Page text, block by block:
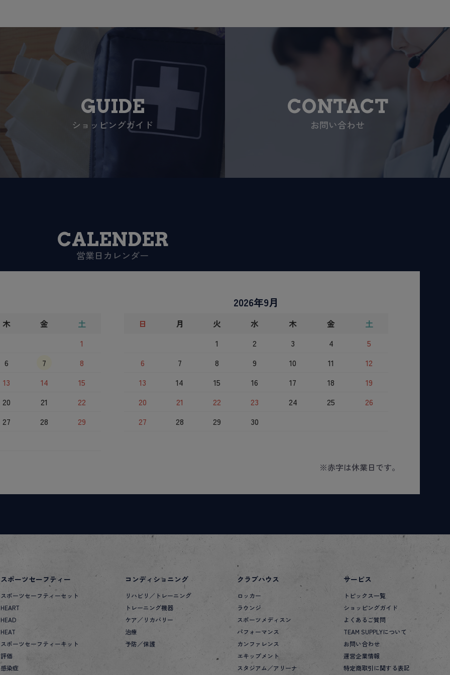
GUIDE
ショッピングガイド
CONTACT
お問い合わせ
CALENDER
営業日カレンダー
木 金
土
1
6 7
8
13 14
15
20 21
22
27 28
29
2026年9月
日 月 火 水 木 金
土
1
2 3 4
5
6
7 8 9 10 11
12
13
14 15 16 17 18
19
20
21 22 23 24 25
26
27
28 29 30
※赤字は休業日です。
スポーツセーフティー
スポーツセーフティーセット
HEART
HEAD
HEAT
スポーツセーフティーキット
評価
感染症
コンディショニング
リハビリ／トレーニング
トレーニング機器
ケア／リカバリー
治療
予防／保護
クラブハウス
ロッカー
ラウンジ
スポーツメディスン
パフォーマンス
カンファレンス
エキップメント
スタジアム／アリーナ
サービス
トピックス一覧
ショッピングガイド
よくあるご質問
TEAM SUPPLYについて
お問い合わせ
運営企業情報
特定商取引に関する表記